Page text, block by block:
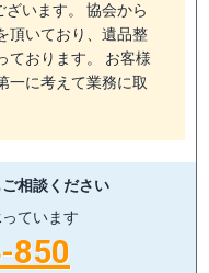
います。 協会から
頂いており、遺品整
ております。 お客様
一に考えて業務に取
相談ください
ています
850